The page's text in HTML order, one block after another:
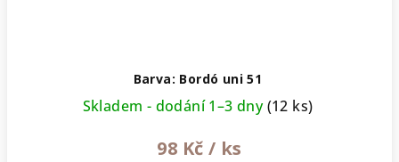
Barva: Bordó uni 51
Skladem - dodání 1–3 dny(12 ks)
98 Kč / ks